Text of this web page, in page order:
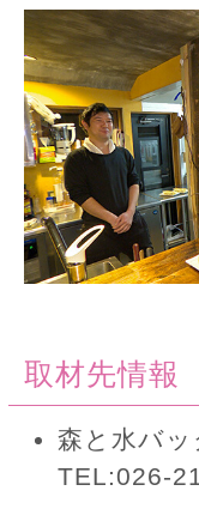
取材先情報
森と水バッ
TEL:026-